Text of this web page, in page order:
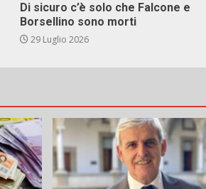
Di sicuro c’è solo che Falcone e
Borsellino sono morti
29 Luglio 2026